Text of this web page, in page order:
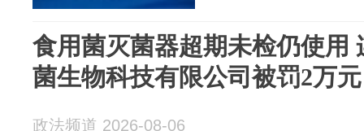
食用菌灭菌器超期未检仍使用
菌生物科技有限公司被罚2万元
政法频道 2026-08-06